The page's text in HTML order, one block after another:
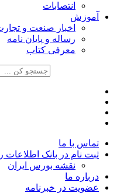
انتصابات
آموزش
اخبار صنعت و
رساله و پایان نامه
معرفی کتاب
تماس با ما
ثبت نام در بانک
نقشه بورس ایران
درباره ما
عضويت در خبرنامه